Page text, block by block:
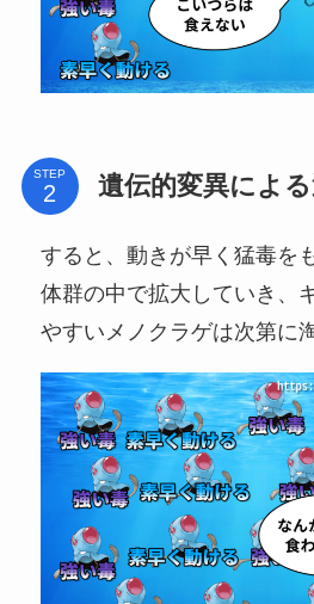
STEP 遺伝的変異によ
すると、動きが早く猛毒を
体群の中で拡大していき、
やすいメノクラゲは次第に